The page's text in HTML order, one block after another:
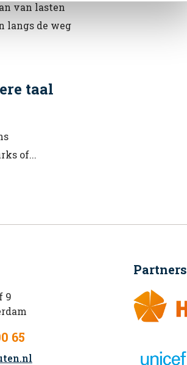
van lasten
langs de weg
taal
of...
9
65
Partners